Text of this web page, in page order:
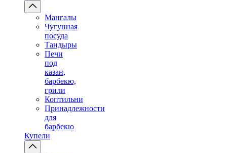
Мангалы
Чугунная
посуда
Тандыры
Печи
под
казан,
барбекю,
грили
Коптильни
Принадлежности
для
барбекю
Купели